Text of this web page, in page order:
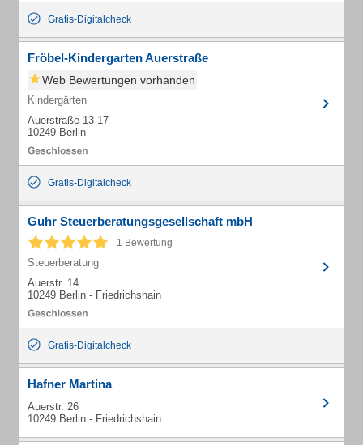
Gratis-Digitalcheck
Fröbel-Kindergarten Auerstraße
Web Bewertungen vorhanden
Kindergärten
Auerstraße 13-17
10249 Berlin
Gratis-Digitalcheck
Guhr Steuerberatungsgesellschaft mbH
1 Bewertung
Steuerberatung
Auerstr. 14
10249 Berlin - Friedrichshain
Gratis-Digitalcheck
Hafner Martina
Auerstr. 26
10249 Berlin - Friedrichshain